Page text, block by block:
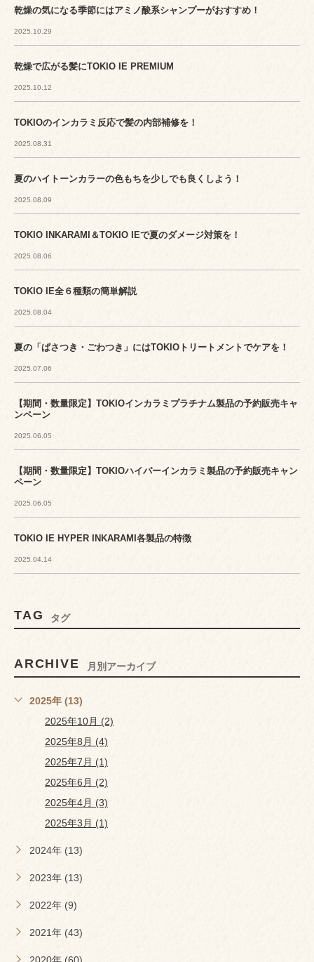
乾燥の気になる季節にはアミノ酸系シャンプーがおすすめ！
2025.10.29
乾燥で広がる髪にTOKIO IE PREMIUM
2025.10.12
TOKIOのインカラミ反応で髪の内部補修を！
2025.08.31
夏のハイトーンカラーの色もちを少しでも良くしよう！
2025.08.09
TOKIO INKARAMI＆TOKIO IEで夏のダメージ対策を！
2025.08.06
TOKIO IE全６種類の簡単解説
2025.08.04
夏の「ぱさつき・ごわつき」にはTOKIOトリートメントでケアを！
2025.07.06
【期間・数量限定】TOKIOインカラミプラチナム製品の予約販売キャ
ンペーン
2025.06.05
【期間・数量限定】TOKIOハイパーインカラミ製品の予約販売キャン
ペーン
2025.06.05
TOKIO IE HYPER INKARAMI各製品の特徴
2025.04.14
TAG タグ
ARCHIVE 月別アーカイブ
2025年 (13)
2025年10月 (2)
2025年8月 (4)
2025年7月 (1)
2025年6月 (2)
2025年4月 (3)
2025年3月 (1)
2024年 (13)
2023年 (13)
2022年 (9)
2021年 (43)